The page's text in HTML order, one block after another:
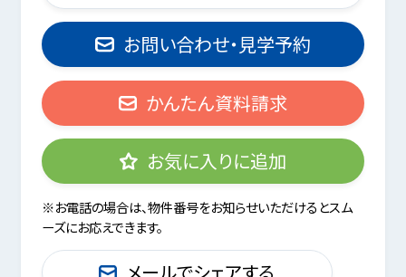
お問い合わせ・見学予約
かんたん資料請求
お気に入りに追加
※お電話の場合は、物件番号をお知らせいただけるとスム
ーズにお応えできます。